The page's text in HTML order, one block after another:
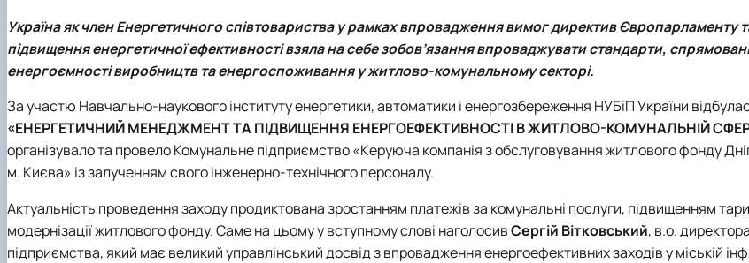
Практичне навчання
Дуальна форма навчання
Студентський сенат
Анкетування
Скринька довіри
Наука та інновації – бізнесу
Популяризація природничих наук
Контакти
Україна як член Енергетичного співтовариства у рамках впровадження вимог директив Європарламенту
підвищення енергетичної ефективності взяла на себе зобов’язання впроваджувати стандарти,
енергоємності виробництв та енергоспоживання у житлово-комунальному секторі.
За участю Навчально-наукового інституту енергетики, автоматики і енергозбереження НУБіП України
«ЕНЕРГЕТИЧНИЙ МЕНЕДЖМЕНТ ТА ПІДВИЩЕННЯ ЕНЕРГОЕФЕКТИВНОСТІ В ЖИТЛОВО-КОМУНАЛЬНІЙ
організувало та провело Комунальне підприємство «Керуюча компанія з обслуговування житлового фонду
м. Києва» із залученням свого інженерно-технічного персоналу.
Актуальність проведення заходу продиктована зростанням платежів за комунальні послуги, підвищенням
модернізації житлового фонду. Саме на цьому у вступному слові наголосивСергій Вітковський, в.о.
підприємства, який має великий управлінський досвід з впровадження енергоефективних заходів у міській